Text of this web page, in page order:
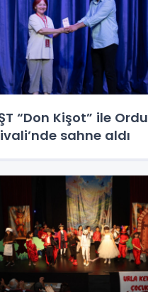
“Don Kişot” ile Ordu
sahne aldı